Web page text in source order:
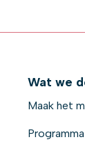
Wat we
Maak het
Programma